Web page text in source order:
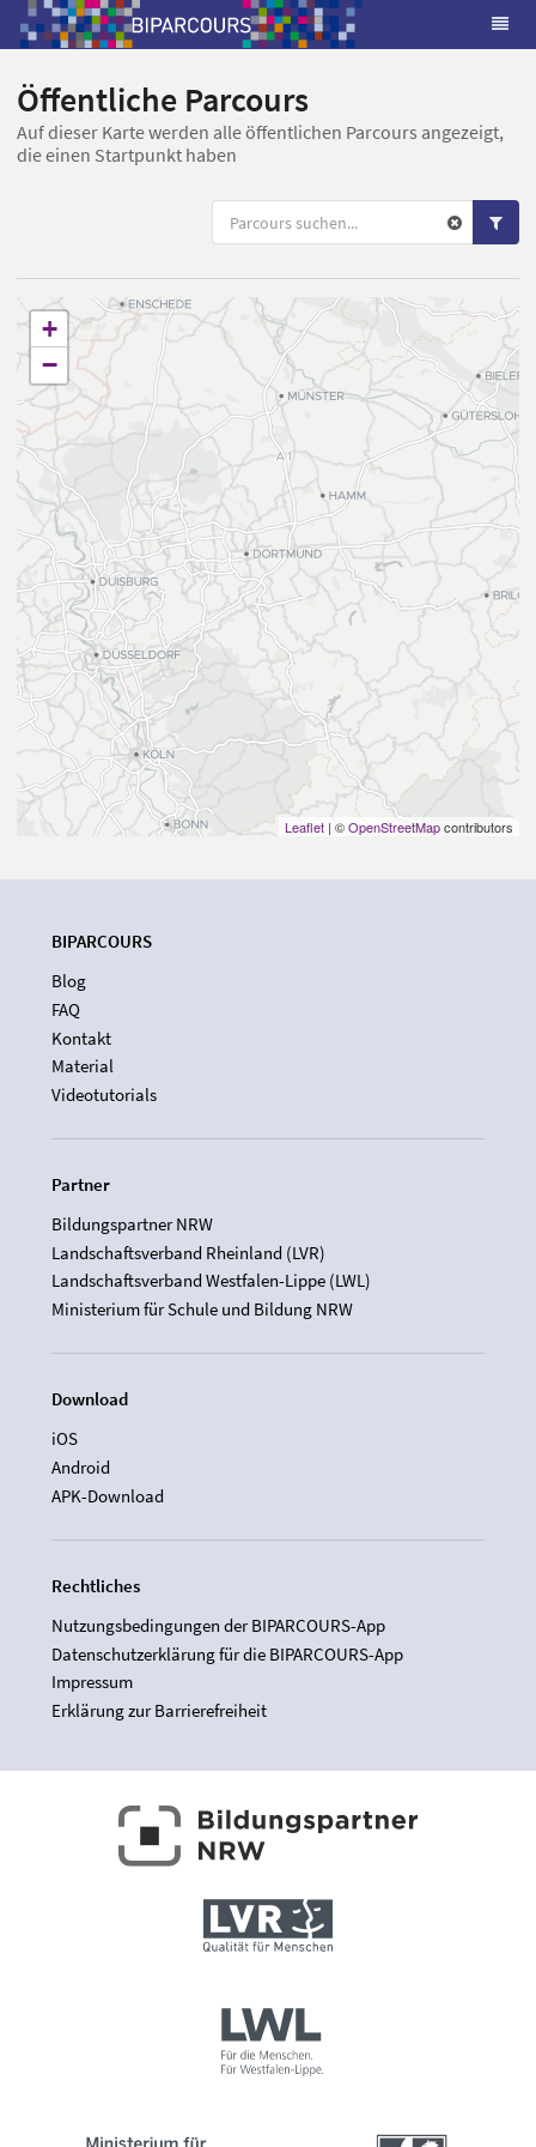
Öffentliche Parcours
Auf dieser Karte werden alle öffentlichen Parcours angezeigt,
die einen Startpunkt haben
+
−
Leaflet | ©OpenStreetMapcontributors
BIPARCOURS
Blog
FAQ
Kontakt
Material
Videotutorials
Partner
Bildungspartner NRW
Landschaftsverband Rheinland (LVR)
Landschaftsverband Westfalen-Lippe (LWL)
Ministerium für Schule und Bildung NRW
Download
iOS
Android
APK-Download
Rechtliches
Nutzungsbedingungen der BIPARCOURS-App
Datenschutzerklärung für die BIPARCOURS-App
Impressum
Erklärung zur Barrierefreiheit